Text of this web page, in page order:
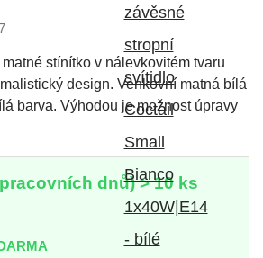
stínítko v nálevkovitém tvaru
design. Venkovní matná bílá
barva. Výhodou je možnost úpravy
dnů) > 10 ks